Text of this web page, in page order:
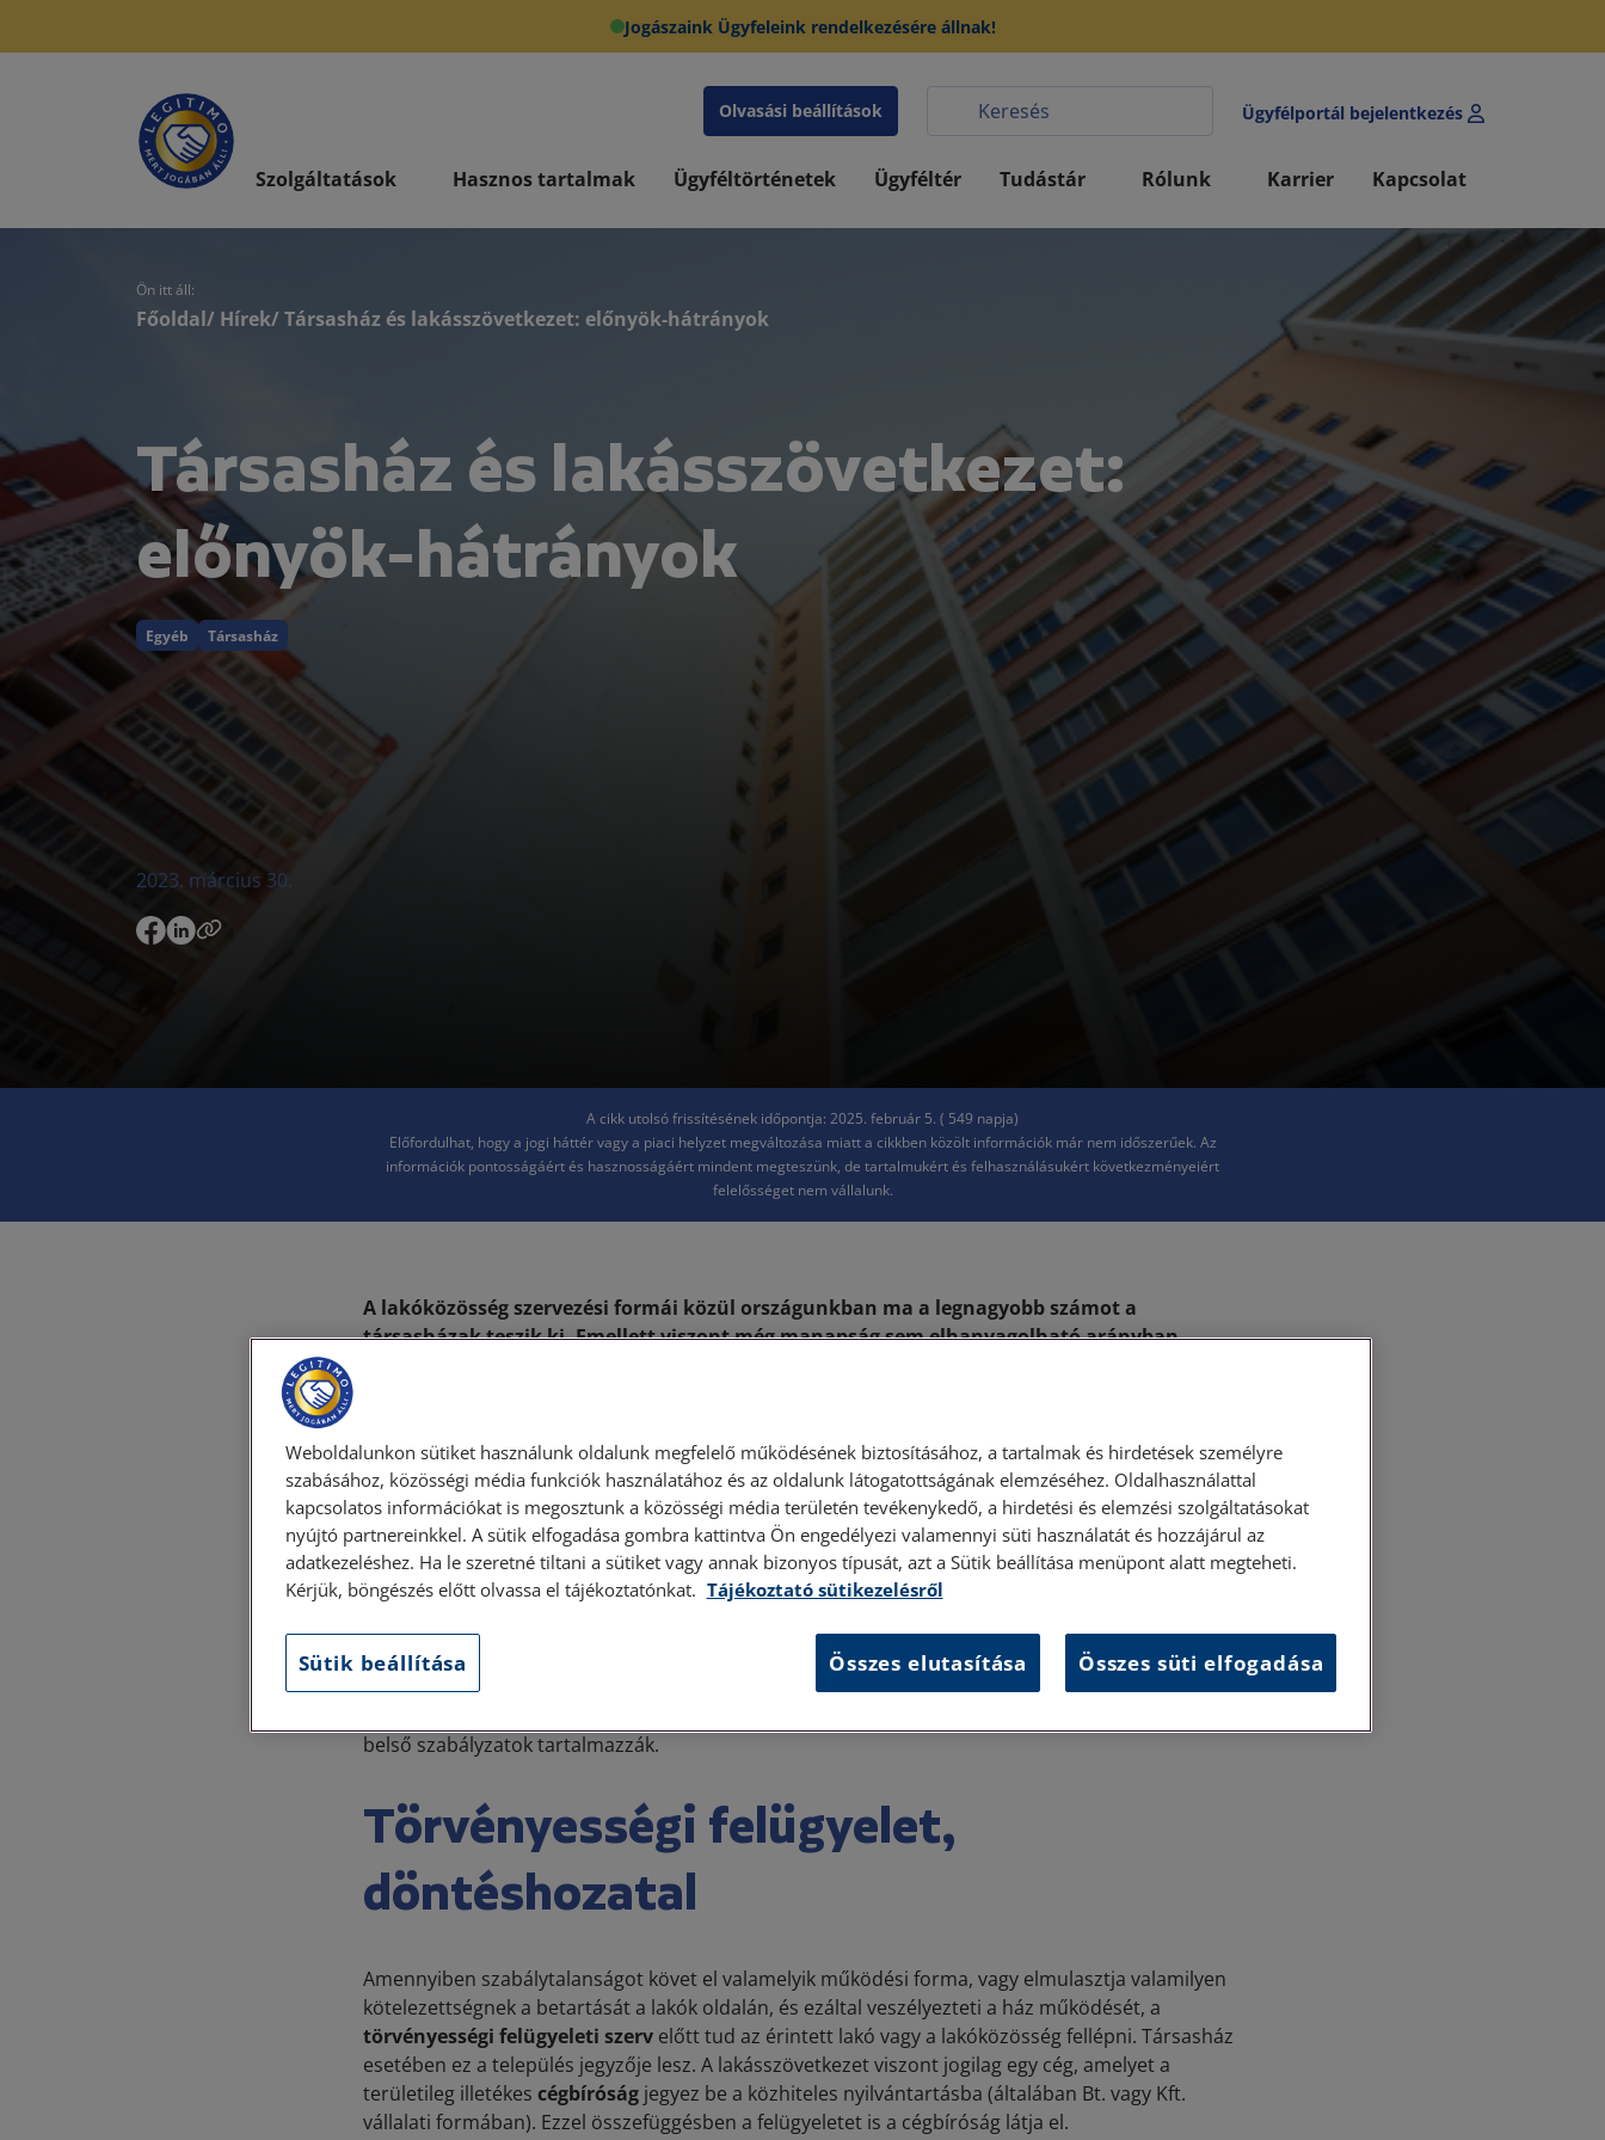
Jogászaink Ügyfeleink rendelkezésére állnak!
Olvasási beállítások Ügyfélportál bejelentkezés
Szolgáltatások Hasznos tartalmak Ügyféltörténetek Ügyféltér Tudástár Rólunk Karrier Kapcsolat
Ön itt áll:
Főoldal/ Hírek/ Társasház és lakásszövetkezet: előnyök-hátrányok
Társasház és lakásszövetkezet:
előnyök-hátrányok
Egyéb Társasház
2023. március 30.
A cikk utolsó frissítésének időpontja: 2025. február 5. ( 549 napja)
Előfordulhat, hogy a jogi háttér vagy a piaci helyzet megváltozása miatt a cikkben közölt információk már nem időszerűek. Az
információk pontosságáért és hasznosságáért mindent megteszünk, de tartalmukért és felhasználásukért következményeiért
felelősséget nem vállalunk.
A lakóközösség szervezési formái közül országunkban ma a legnagyobb számot a
társasházak teszik ki. Emellett viszont még manapság sem elhanyagolható arányban
A jogi környezetet illetően, külön törvény rendezi a társasházakra és külön a lakásszövetkezetekre
vonatkozó szabályokat. A lakásszövetkezet távolabbi múltra tekint vissza és sokan
demokratikusabb intézménynek gondolják, holott a nyilvántartásuk és a különböző beszámolási
kötelezettségük miatt alapvetőennehezebb a működtetésük. Nem lehet azonban kijelenteni,
hogy a szabályozás következtébenvalamelyik forma egyértelműen hátrányosabbhelyzetet
eredményezne a másiknál, érdemes összevetni a legfontosabb hasonlóságokat, különbségeket.
A társasház és a lakásszövetkezet
megegyeznek: egy-egy épületegyüttes üzemeltetése. Az
üzemeltetés során valamennyi előírt magatartási szabályt be kell tartaniuk. Ezeket elsősorban az
belső szabályzatok tartalmazzák.
Törvényességi felügyelet,
döntéshozatal
Amennyiben szabálytalanságot követ el valamelyik működési forma, vagy elmulasztja valamilyen
kötelezettségnek a betartását a lakók oldalán, és ezáltal veszélyezteti a ház működését, a
törvényességi felügyeleti szerv előtt tud az érintett lakó vagy a lakóközösség fellépni. Társasház
esetében ez a település jegyzője lesz. A lakásszövetkezet viszont jogilag egy cég, amelyet a
területileg illetékes cégbíróság jegyez be a közhiteles nyilvántartásba (általában Bt. vagy Kft.
vállalati formában). Ezzel összefüggésben a felügyeletet is a cégbíróság látja el.
Weboldalunkon sütiket használunk oldalunk megfelelő működésének biztosításához, a tartalmak és hirdetések személyre
szabásához, közösségi média funkciók használatához és az oldalunk látogatottságának elemzéséhez. Oldalhasználattal
kapcsolatos információkat is megosztunk a közösségi média területén tevékenykedő, a hirdetési és elemzési szolgáltatásokat
nyújtó partnereinkkel. A sütik elfogadása gombra kattintva Ön engedélyezi valamennyi süti használatát és hozzájárul az
adatkezeléshez. Ha le szeretné tiltani a sütiket vagy annak bizonyos típusát, azt a Sütik beállítása menüpont alatt megteheti.
Kérjük, böngészés előtt olvassa el tájékoztatónkat. Tájékoztató sütikezelésről
Sütik beállítása Összes elutasítása Összes süti elfogadása